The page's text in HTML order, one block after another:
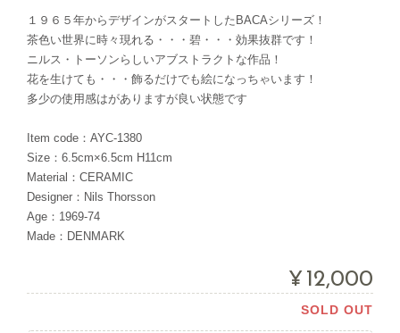
１９６５年からデザインがスタートしたBACAシリーズ！
茶色い世界に時々現れる・・・碧・・・効果抜群です！
ニルス・トーソンらしいアブストラクトな作品！
花を生けても・・・飾るだけでも絵になっちゃいます！
多少の使用感はがありますが良い状態です
Item code：AYC-1380
Size：6.5cm×6.5cm H11cm
Material：CERAMIC
Designer：Nils Thorsson
Age：1969-74
Made：DENMARK
¥12,000
SOLD OUT